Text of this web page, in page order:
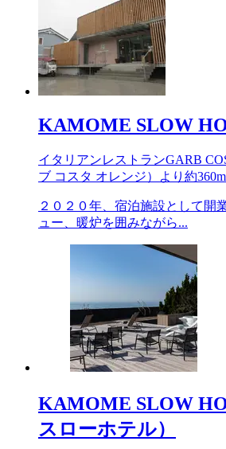
KAMOME SLOW
イタリアンレストランGARB
ブ コスタ オレンジ）より約360m
２０２０年、宿泊施設として開
ュー、暖炉を囲みながら...
KAMOME SLOW
スローホテル）